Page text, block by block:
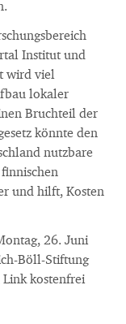
Institut und
wird viel
lokaler
Bruchteil der
könnte den
nutzbare
und hilft, Kosten
26. Juni
Böll-Stiftung
kostenfrei